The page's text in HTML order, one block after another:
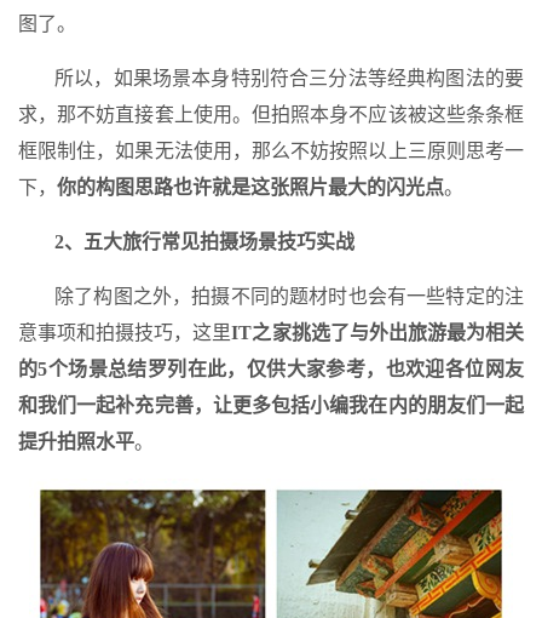
图了。
所以，如果场景本身特别符合三分法等经典构图法的要
求，那不妨直接套上使用。但拍照本身不应该被这些条条框
框限制住，如果无法使用，那么不妨按照以上三原则思考一
下， 你的构图思路也许就是这张照片最大的闪光点。
2、五大旅行常见拍摄场景技巧实战
除了构图之外，拍摄不同的题材时也会有一些特定的注
意事项和拍摄技巧，这里IT之家挑选了与外出旅游最为相关
的5个场景总结罗列在此，仅供大家参考，也欢迎各位网友
和我们一起补充完善，让更多包括小编我在内的朋友们一起
提升拍照水平。